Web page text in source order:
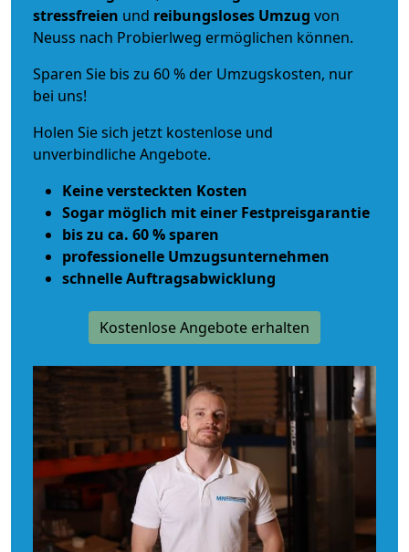
stressfreien und reibungsloses Umzug von
Neuss nach Probierlweg ermöglichen können.
Sparen Sie bis zu 60 % der Umzugskosten, nur
bei uns!
Holen Sie sich jetzt kostenlose und
unverbindliche Angebote.
Keine versteckten Kosten
Sogar möglich mit einer Festpreisgarantie
bis zu ca. 60 % sparen
professionelle Umzugsunternehmen
schnelle Auftragsabwicklung
Kostenlose Angebote erhalten